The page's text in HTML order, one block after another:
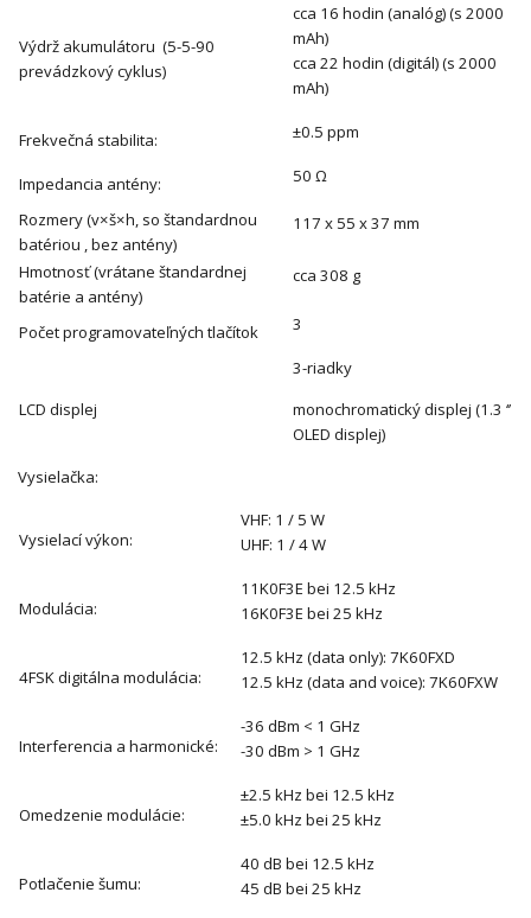
Výdrž akumulátoru (5-5-90
prevádzkový cyklus)
cca 16 hodin (analóg) (s 2000
mAh)
cca 22 hodin (digitál) (s 2000
mAh)
Frekvečná stabilita: ±0.5 ppm
Impedancia antény: 50 Ω
Rozmery (v×š×h, so štandardnou
batériou , bez antény)
117 x 55 x 37 mm
Hmotnosť (vrátane štandardnej
batérie a antény)
cca 308 g
Počet programovateľných tlačítok 3
LCD displej
3-riadky
monochromatický displej (1.3 ‘’
OLED displej)
Vysielačka:
Vysielací výkon:
VHF: 1 / 5 W
UHF: 1 / 4 W
Modulácia:
11K0F3E bei 12.5 kHz
16K0F3E bei 25 kHz
4FSK digitálna modulácia:
12.5 kHz (data only): 7K60FXD
12.5 kHz (data and voice): 7K60FXW
Interferencia a harmonické:
-36 dBm < 1 GHz
-30 dBm > 1 GHz
Omedzenie modulácie:
±2.5 kHz bei 12.5 kHz
±5.0 kHz bei 25 kHz
Potlačenie šumu:
40 dB bei 12.5 kHz
45 dB bei 25 kHz